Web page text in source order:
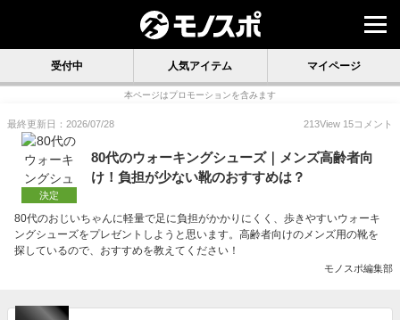
受付中 人気アイテム マイページ
本ページはプロモーションを含みます
最終更新日：2026/07/28 213View 15コメント
決定
80代のウォーキングシューズ｜メンズ高齢者向
け！負担が少ない靴のおすすめは？
80代のおじいちゃんに軽量で足に負担がかかりにくく、歩きやすいウォーキ
ングシューズをプレゼントしようと思います。高齢者向けのメンズ用の靴を
探しているので、おすすめを教えてください！
モノスポ編集部